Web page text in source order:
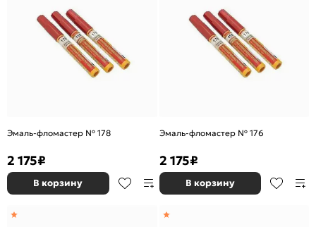
Эмаль-фломастер № 178
2 175₽
В корзину
Эмаль-фломастер № 176
2 175₽
В корзину